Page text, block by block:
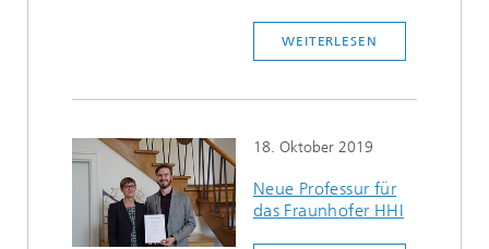
WEITERLESEN
18. Oktober 2019
Neue Professur für
das Fraunhofer HHI